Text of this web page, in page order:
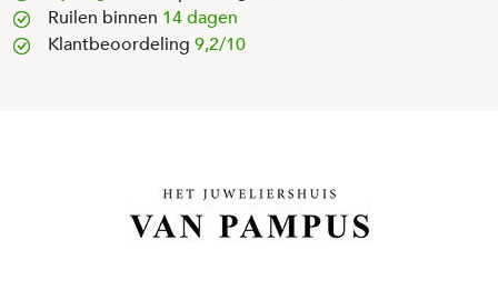
Ruilen binnen 14 dagen
Klantbeoordeling 9,2/10